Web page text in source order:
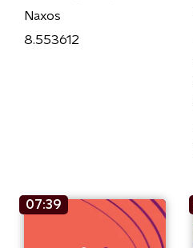
Naxos
8.553612
07:39